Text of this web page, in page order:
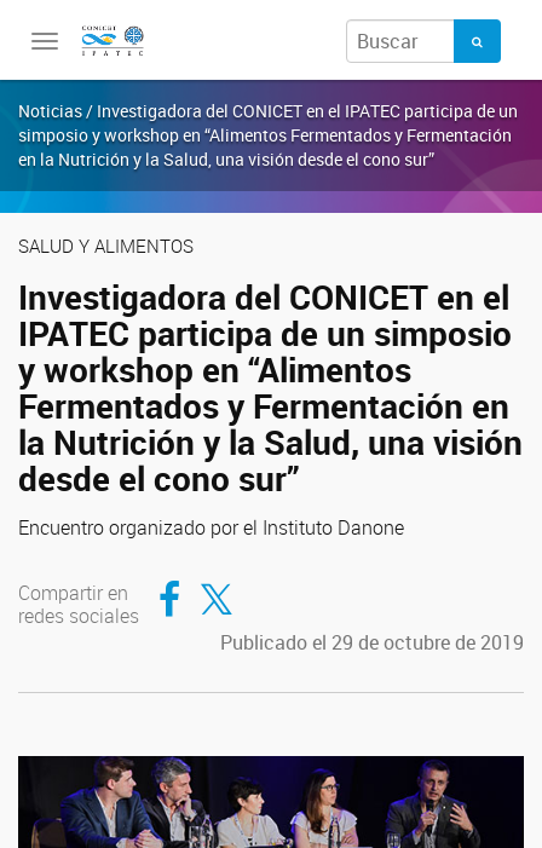
Toggle
Noticias / Investigadora del CONICET en el IPATEC participa de un
simposio y workshop en “Alimentos Fermentados y Fermentación
en la Nutrición y la Salud, una visión desde el cono sur”
SALUD Y ALIMENTOS
Investigadora del CONICET en el
IPATEC participa de un simposio
y workshop en “Alimentos
Fermentados y Fermentación en
la Nutrición y la Salud, una visión
desde el cono sur”
Encuentro organizado por el Instituto Danone
Compartir en
redes sociales
Compartir en Facebook
Compartir en Twitter
Publicado el 29 de octubre de 2019